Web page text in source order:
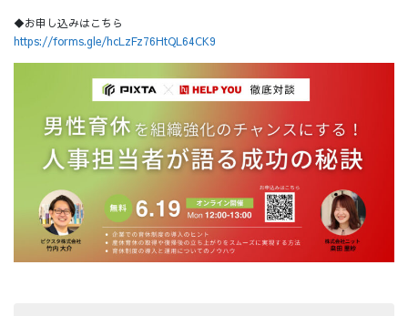
お問い合わせ
◆お申し込みはこちら
https://forms.gle/hcLzFz76HtQL64CK9